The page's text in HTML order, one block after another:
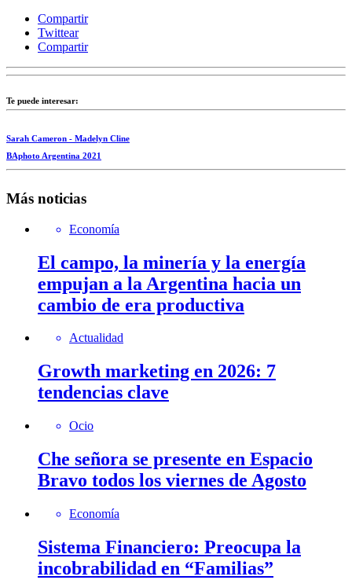
Compartir
Twittear
Compartir
Te puede interesar:
Sarah Cameron - Madelyn Cline
BAphoto Argentina 2021
Más noticias
Economía
El campo, la minería y la energía
empujan a la Argentina hacia un
cambio de era productiva
Actualidad
Growth marketing en 2026: 7
tendencias clave
Ocio
Che señora se presente en Espacio
Bravo todos los viernes de Agosto
Economía
Sistema Financiero: Preocupa la
incobrabilidad en “Familias”